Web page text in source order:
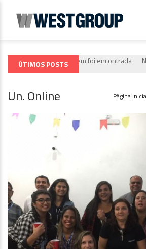
ÚTIMOS POSTS
Nenhuma mensagem foi encontrada
Un. Online Página